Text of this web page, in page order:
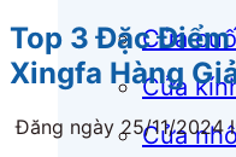
Cửa
Cửa
Cửa
Top 3 Đặc
Xingfa Hàng
Đăng ngày 25/11/2024